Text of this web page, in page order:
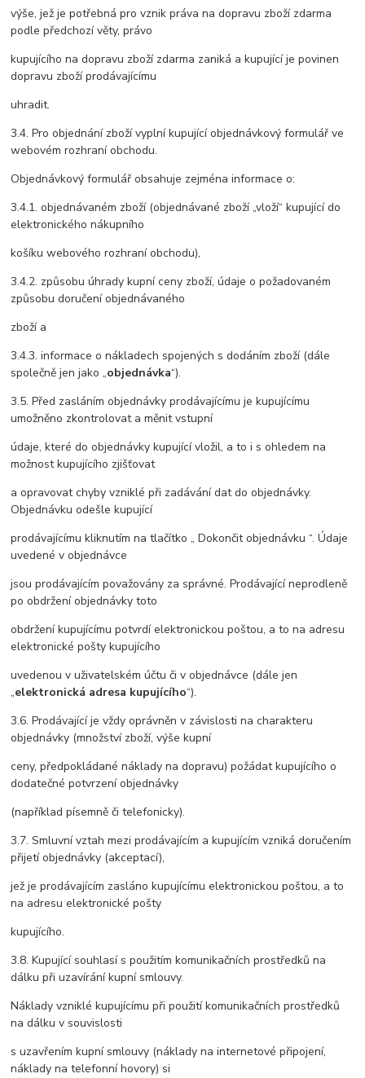
výše, jež je potřebná pro vznik práva na dopravu zboží zdarma
podle předchozí věty, právo
kupujícího na dopravu zboží zdarma zaniká a kupující je povinen
dopravu zboží prodávajícímu
uhradit.
3.4. Pro objednání zboží vyplní kupující objednávkový formulář ve
webovém rozhraní obchodu.
Objednávkový formulář obsahuje zejména informace o:
3.4.1. objednávaném zboží (objednávané zboží „vloží“ kupující do
elektronického nákupního
košíku webového rozhraní obchodu),
3.4.2. způsobu úhrady kupní ceny zboží, údaje o požadovaném
způsobu doručení objednávaného
zboží a
3.4.3. informace o nákladech spojených s dodáním zboží (dále
společně jen jako „objednávka“).
3.5. Před zasláním objednávky prodávajícímu je kupujícímu
umožněno zkontrolovat a měnit vstupní
údaje, které do objednávky kupující vložil, a to i s ohledem na
možnost kupujícího zjišťovat
a opravovat chyby vzniklé při zadávání dat do objednávky.
Objednávku odešle kupující
prodávajícímu kliknutím na tlačítko „ Dokončit objednávku “. Údaje
uvedené v objednávce
jsou prodávajícím považovány za správné. Prodávající neprodleně
po obdržení objednávky toto
obdržení kupujícímu potvrdí elektronickou poštou, a to na adresu
elektronické pošty kupujícího
uvedenou v uživatelském účtu či v objednávce (dále jen
„elektronická adresa kupujícího“).
3.6. Prodávající je vždy oprávněn v závislosti na charakteru
objednávky (množství zboží, výše kupní
ceny, předpokládané náklady na dopravu) požádat kupujícího o
dodatečné potvrzení objednávky
(například písemně či telefonicky).
3.7. Smluvní vztah mezi prodávajícím a kupujícím vzniká doručením
přijetí objednávky (akceptací),
jež je prodávajícím zasláno kupujícímu elektronickou poštou, a to
na adresu elektronické pošty
kupujícího.
3.8. Kupující souhlasí s použitím komunikačních prostředků na
dálku při uzavírání kupní smlouvy.
Náklady vzniklé kupujícímu při použití komunikačních prostředků
na dálku v souvislosti
s uzavřením kupní smlouvy (náklady na internetové připojení,
náklady na telefonní hovory) si